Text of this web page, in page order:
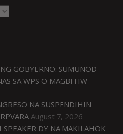
GOBYERNO: SUMUNOD
SA WPS O MAGBITIW
NA SUSPENDIHIN
August 7, 2026
DY NA MAKILAHOK